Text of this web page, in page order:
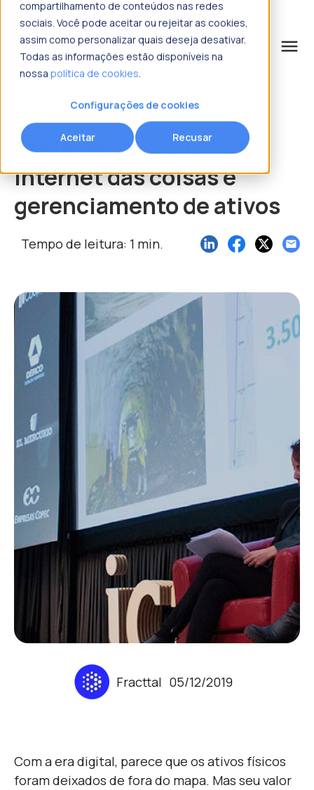
compartilhamento de conteúdos nas redes
sociais. Você pode aceitar ou rejeitar as cookies,
assim como personalizar quais deseja desativar.
Todas as informações estão disponíveis na
nossa política de cookies.
Configurações de cookies
Aceitar Recusar
menu
o que procura?
Chris Struve no ICARE:
Internet das coisas e
gerenciamento de ativos
Tempo de leitura: 1 min.
Fracttal 05/12/2019
Com a era digital, parece que os ativos físicos
foram deixados de fora do mapa. Mas seu valor